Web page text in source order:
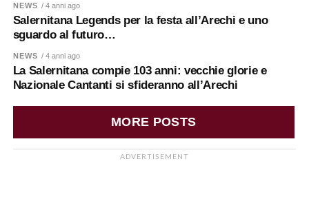
NEWS / 4 anni ago
Salernitana Legends per la festa all’Arechi e uno
sguardo al futuro…
NEWS / 4 anni ago
La Salernitana compie 103 anni: vecchie glorie e
Nazionale Cantanti si sfideranno all’Arechi
MORE POSTS
ADVERTISEMENT